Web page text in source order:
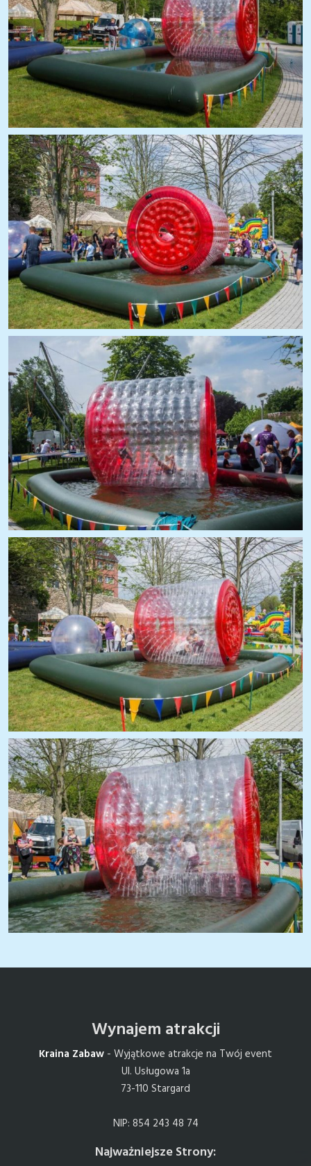
Wynajem atrakcji
Kraina Zabaw - Wyjątkowe atrakcje na Twój event
Ul. Usługowa 1a
73-110 Stargard
NIP: 854 243 48 74
Najważniejsze Strony: